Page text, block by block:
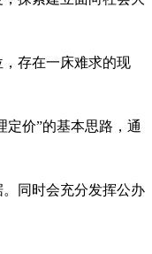
存在一床难求的现
定价”的基本思路，通
同时会充分发挥公办